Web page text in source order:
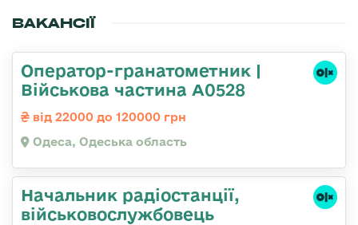
ВАКАНСІЇ
Оператор-гранатометник |
Військова частина А0528
від 22000 до 120000 грн
Одеса, Одеська область
Начальник радіостанції,
військовослужбовець